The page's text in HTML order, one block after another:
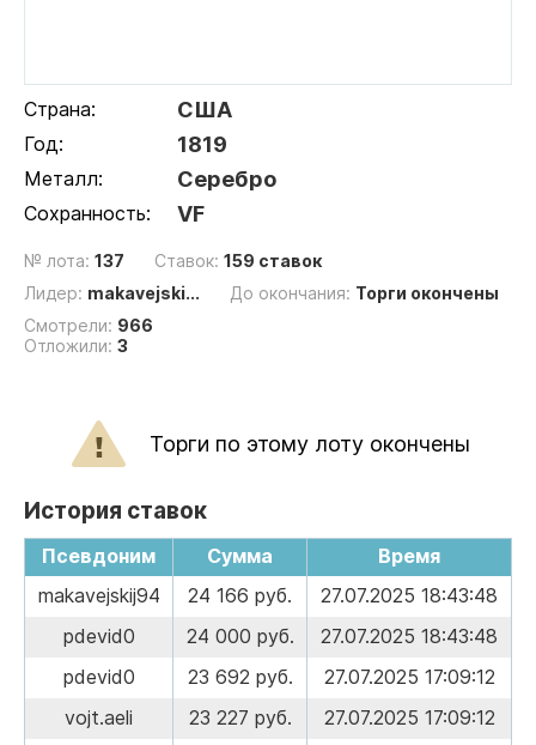
Страна: США
Год: 1819
Металл: Серебро
Сохранность: VF
№ лота: 137 Ставок: 159 ставок
Лидер: makavejski... До окончания: Торги окончены
Смотрели: 966
Отложили: 3
Торги по этому лоту окончены
История ставок
Псевдоним Сумма
Время
makavejskij94
24 166 руб.
27.07.2025 18:43:48
pdevid0
24 000 руб.
27.07.2025 18:43:48
pdevid0
23 692 руб.
27.07.2025 17:09:12
vojt.aeli
23 227 руб.
27.07.2025 17:09:12